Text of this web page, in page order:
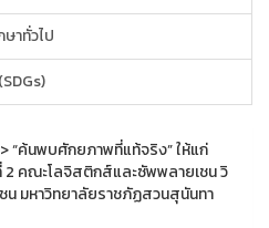
าทั่วไป
“ค้นพบศักยภาพที่แท้จริง” ให้แก่
คณะโลจิสติกส์และซัพพลายเชน วิ
มหาวิทยาลัยราชภัฏสวนสุนันทา